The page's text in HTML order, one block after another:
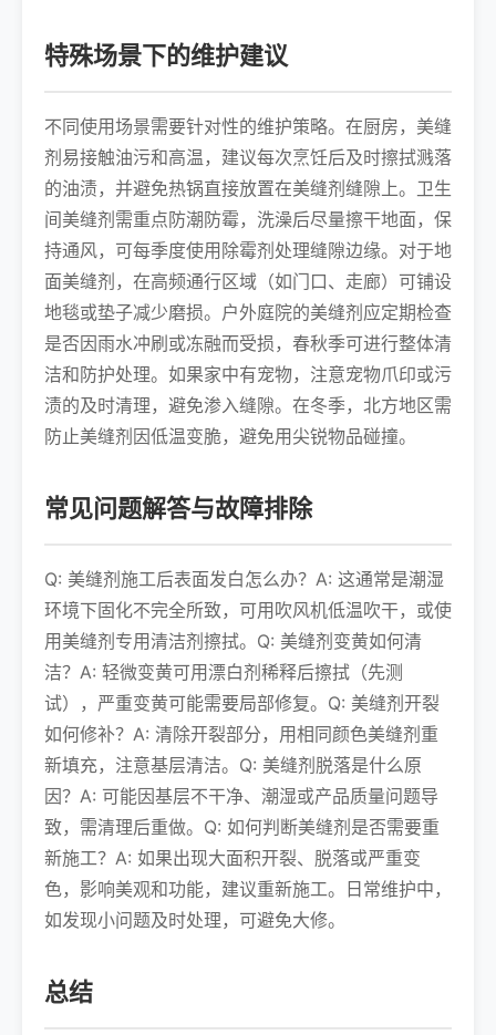
特殊场景下的维护建议
不同使用场景需要针对性的维护策略。在厨房，美缝
剂易接触油污和高温，建议每次烹饪后及时擦拭溅落
的油渍，并避免热锅直接放置在美缝剂缝隙上。卫生
间美缝剂需重点防潮防霉，洗澡后尽量擦干地面，保
持通风，可每季度使用除霉剂处理缝隙边缘。对于地
面美缝剂，在高频通行区域（如门口、走廊）可铺设
地毯或垫子减少磨损。户外庭院的美缝剂应定期检查
是否因雨水冲刷或冻融而受损，春秋季可进行整体清
洁和防护处理。如果家中有宠物，注意宠物爪印或污
渍的及时清理，避免渗入缝隙。在冬季，北方地区需
防止美缝剂因低温变脆，避免用尖锐物品碰撞。
常见问题解答与故障排除
Q: 美缝剂施工后表面发白怎么办？A: 这通常是潮湿
环境下固化不完全所致，可用吹风机低温吹干，或使
用美缝剂专用清洁剂擦拭。Q: 美缝剂变黄如何清
洁？A: 轻微变黄可用漂白剂稀释后擦拭（先测
试），严重变黄可能需要局部修复。Q: 美缝剂开裂
如何修补？A: 清除开裂部分，用相同颜色美缝剂重
新填充，注意基层清洁。Q: 美缝剂脱落是什么原
因？A: 可能因基层不干净、潮湿或产品质量问题导
致，需清理后重做。Q: 如何判断美缝剂是否需要重
新施工？A: 如果出现大面积开裂、脱落或严重变
色，影响美观和功能，建议重新施工。日常维护中，
如发现小问题及时处理，可避免大修。
总结